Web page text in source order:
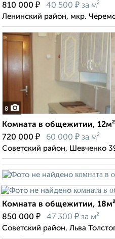
810 000 ₽ 40 500 ₽ за м²
Ленинский район, мкр.
8
Комната в общежитии,
720 000 ₽ 60 000 ₽ за м²
Советский район, Шевченко
Комната в общежитии,
850 000 ₽ 47 300 ₽ за м²
Советский район, Льва